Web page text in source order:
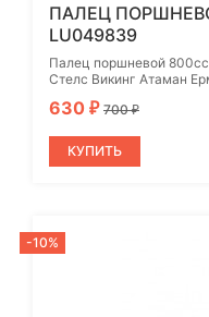
ПАЛЕЦ
LU049839
Палец поршневой 800cc
Стелс Викинг Атаман
630 ₽ 700₽
КУПИТЬ
-10%